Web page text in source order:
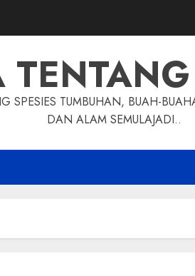
TUMBUHAN, BUAH-
DAN ALAM SEMULAJADI..